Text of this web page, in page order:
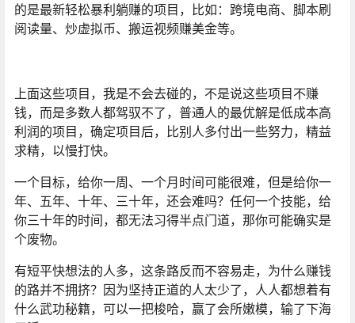
的是最新轻松暴利躺赚的项目，比如：跨境电商、脚本刷
阅读量、炒虚拟币、搬运视频赚美金等。
上面这些项目，我是不会去碰的，不是说这些项目不赚
钱，而是多数人都驾驭不了，普通人的最优解是低成本高
利润的项目，确定项目后，比别人多付出一些努力，精益
求精，以慢打快。
一个目标，给你一周、一个月时间可能很难，但是给你一
年、五年、十年、三十年，还会难吗？任何一个技能，给
你三十年的时间，都无法习得半点门道，那你可能确实是
个废物。
有短平快想法的人多，这条路反而不容易走，为什么赚钱
的路并不拥挤？因为坚持正道的人太少了，人人都想着有
什么武功秘籍，可以一把梭哈，赢了会所嫩模，输了下海